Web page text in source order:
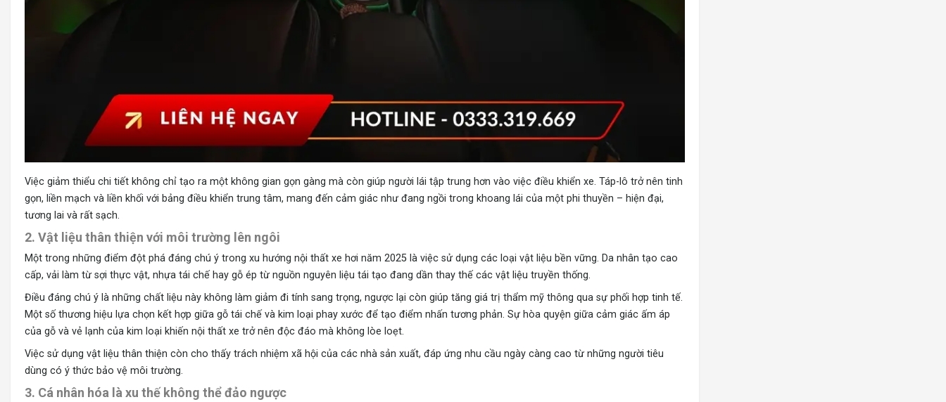
Việc giảm thiểu chi tiết không chỉ tạo ra một không gian gọn gàng mà còn giúp người lái tập trung hơn vào việc điều khiển xe. Táp-lô trở nên tinh
gọn, liền mạch và liền khối với bảng điều khiển trung tâm, mang đến cảm giác như đang ngồi trong khoang lái của một phi thuyền – hiện đại,
tương lai và rất sạch.
2. Vật liệu thân thiện với môi trường lên ngôi
Một trong những điểm đột phá đáng chú ý trong xu hướng nội thất xe hơi năm 2025 là việc sử dụng các loại vật liệu bền vững. Da nhân tạo cao
cấp, vải làm từ sợi thực vật, nhựa tái chế hay gỗ ép từ nguồn nguyên liệu tái tạo đang dần thay thế các vật liệu truyền thống.
Điều đáng chú ý là những chất liệu này không làm giảm đi tính sang trọng, ngược lại còn giúp tăng giá trị thẩm mỹ thông qua sự phối hợp tinh tế.
Một số thương hiệu lựa chọn kết hợp giữa gỗ tái chế và kim loại phay xước để tạo điểm nhấn tương phản. Sự hòa quyện giữa cảm giác ấm áp
của gỗ và vẻ lạnh của kim loại khiến nội thất xe trở nên độc đáo mà không lòe loẹt.
Việc sử dụng vật liệu thân thiện còn cho thấy trách nhiệm xã hội của các nhà sản xuất, đáp ứng nhu cầu ngày càng cao từ những người tiêu
dùng có ý thức bảo vệ môi trường.
3. Cá nhân hóa là xu thế không thể đảo ngược